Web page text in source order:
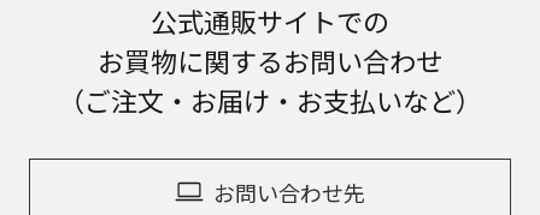
公式通販サイトでの
お買物に関するお問い合わせ
（ご注文・お届け・お支払いなど）
お問い合わせ先